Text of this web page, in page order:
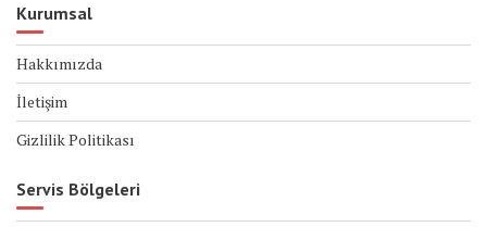
Kurumsal
Hakkımızda
İletişim
Gizlilik Politikası
Servis Bölgeleri